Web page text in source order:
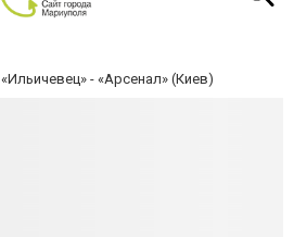
«Ильичевец» - «Арсенал» (Киев)